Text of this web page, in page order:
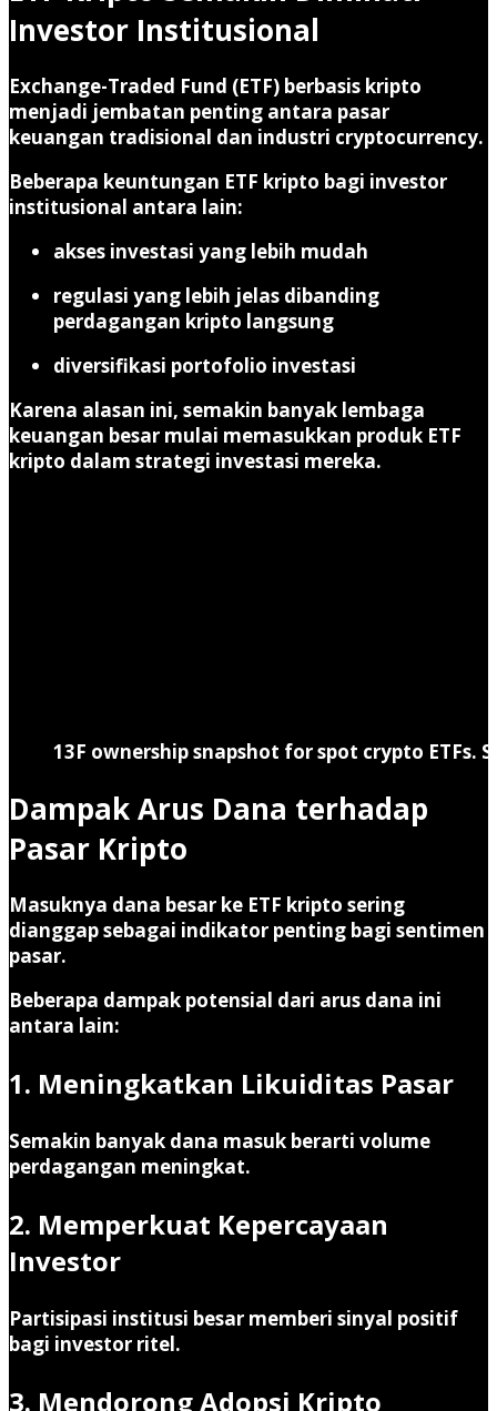
Investor Institusional
Exchange-Traded Fund (ETF) berbasis kripto
menjadi jembatan penting antara pasar
keuangan tradisional dan industri cryptocurrency.
Beberapa keuntungan ETF kripto bagi investor
institusional antara lain:
akses investasi yang lebih mudah
regulasi yang lebih jelas dibanding
perdagangan kripto langsung
diversifikasi portofolio investasi
Karena alasan ini, semakin banyak lembaga
keuangan besar mulai memasukkan produk ETF
kripto dalam strategi investasi mereka.
13F ownership snapshot for spot crypto ETFs.
Dampak Arus Dana terhadap
Pasar Kripto
Masuknya dana besar ke ETF kripto sering
dianggap sebagai indikator penting bagi sentimen
pasar.
Beberapa dampak potensial dari arus dana ini
antara lain:
1. Meningkatkan Likuiditas Pasar
Semakin banyak dana masuk berarti volume
perdagangan meningkat.
2. Memperkuat Kepercayaan
Investor
Partisipasi institusi besar memberi sinyal positif
bagi investor ritel.
3. Mendorong Adopsi Kripto